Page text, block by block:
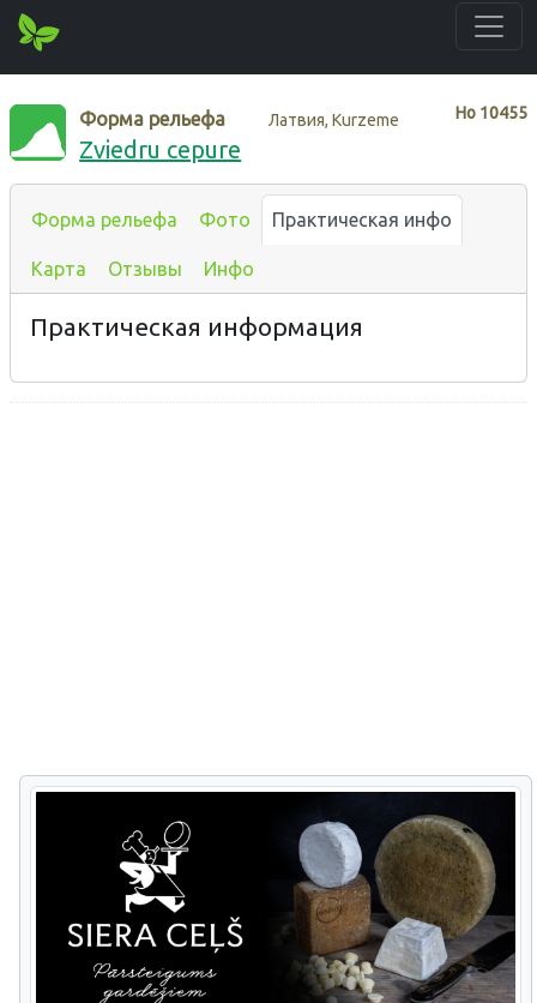
Нo 10455
Форма рельефа Латвия, Kurzeme
Zviedru cepure
Форма рельефа Фото Практическая инфо
Карта Отзывы Инфо
Практическая информация